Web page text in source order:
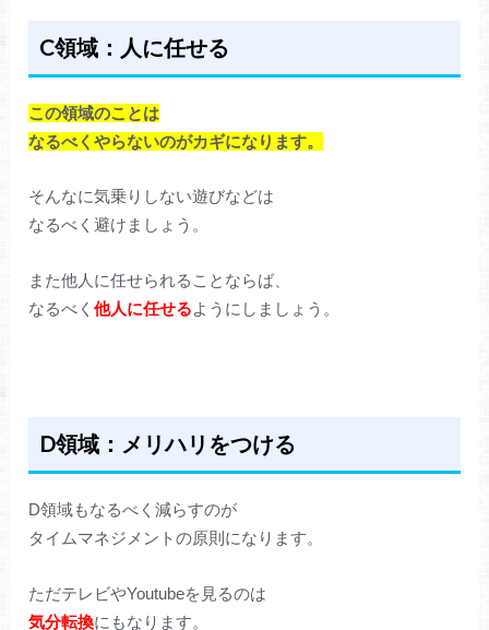
C領域：人に任せる
この領域のことは
なるべくやらないのがカギになります。
そんなに気乗りしない遊びなどは
なるべく避けましょう。
また他人に任せられることならば、
なるべく他人に任せるようにしましょう。
D領域：メリハリをつける
D領域もなるべく減らすのが
タイムマネジメントの原則になります。
ただテレビやYoutubeを見るのは
気分転換にもなります。